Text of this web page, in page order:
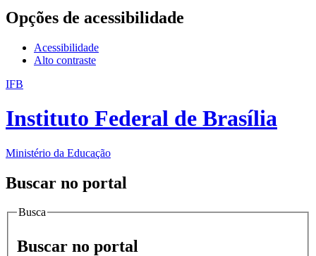
Opções de acessibilidade
Acessibilidade
Alto contraste
IFB
Instituto Federal de Brasília
Ministério da Educação
Buscar no portal
Busca
Buscar no portal